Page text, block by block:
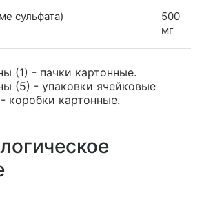
сульфата)
500
мг
(1) - пачки картонные.
(5) - упаковки ячейковые
коробки картонные.